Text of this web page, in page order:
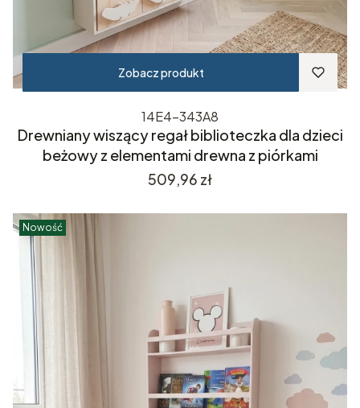
Zobacz produkt
14E4-343A8
Drewniany wiszący regał biblioteczka dla dzieci
beżowy z elementami drewna z piórkami
Cena
509,96 zł
Nowość